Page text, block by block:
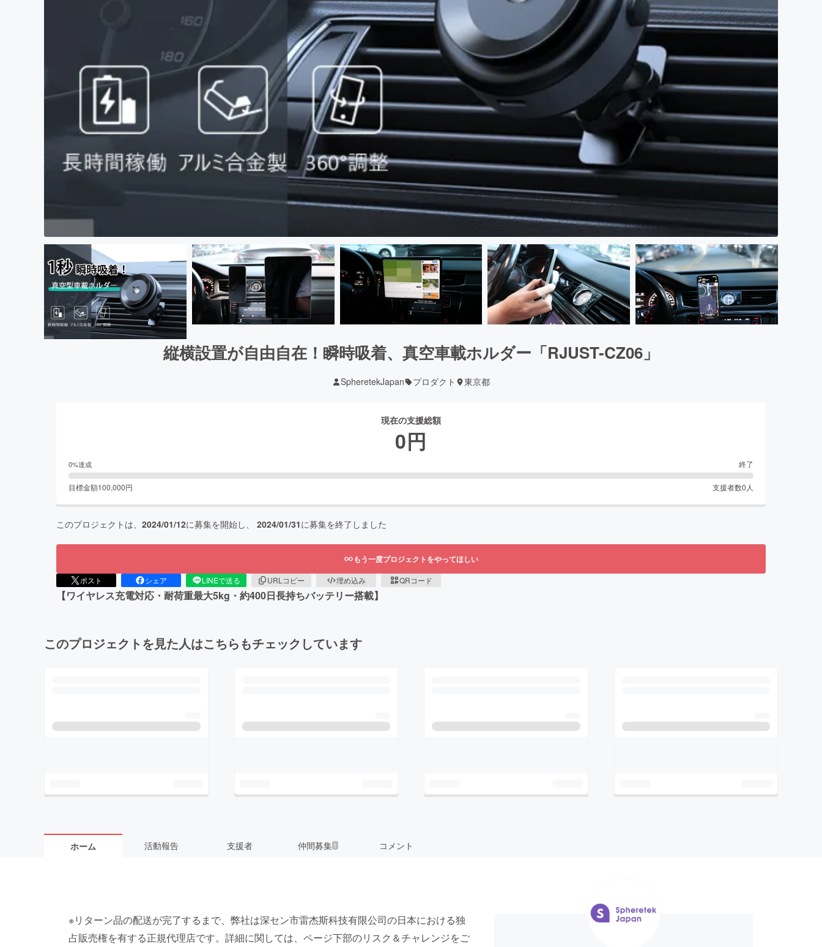
縦横設置が自由自在！瞬時吸着、真空車載ホルダー「RJUST-CZ06」
SpheretekJapan プロダクト 東京都
現在の支援総額
0円
0%達成 終了
目標金額100,000円 支援者数0 人
このプロジェクトは、 2024/01/12に募集を開始し、 2024/01/31に募集を終了しました
もう一度プロジェクトをやってほしい
ポスト シェア LINEで送る URLコピー 埋め込み QRコード
【ワイヤレス充電対応・耐荷重最大5kg・約400日長持ちバッテリー搭載】
このプロジェクトを見た人はこちらもチェックしています
ホーム 活動報告 支援者 仲間募集 1 コメント
※リターン品の配送が完了するまで、弊社は深セン市雷杰斯科技有限公司の日本における独
占販売権を有する正規代理店です。詳細に関しては、ページ下部のリスク＆チャレンジをご